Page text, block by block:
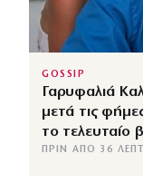
GOSSIP
Γαρυφαλιά
μετά τις
το τελευταίο
ΠΡΙΝ ΑΠΌ 36